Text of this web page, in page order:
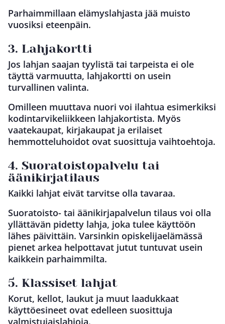
Parhaimmillaan elämyslahjasta jää muisto
vuosiksi eteenpäin.
3. Lahjakortti
Jos lahjan saajan tyylistä tai tarpeista ei ole
täyttä varmuutta, lahjakortti on usein
turvallinen valinta.
Omilleen muuttava nuori voi ilahtua esimerkiksi
kodintarvikeliikkeen lahjakortista. Myös
vaatekaupat, kirjakaupat ja erilaiset
hemmotteluhoidot ovat suosittuja vaihtoehtoja.
4. Suoratoistopalvelu tai
äänikirjatilaus
Kaikki lahjat eivät tarvitse olla tavaraa.
Suoratoisto- tai äänikirjapalvelun tilaus voi olla
yllättävän pidetty lahja, joka tulee käyttöön
lähes päivittäin. Varsinkin opiskelijaelämässä
pienet arkea helpottavat jutut tuntuvat usein
kaikkein parhaimmilta.
5. Klassiset lahjat
Korut, kellot, laukut ja muut laadukkaat
käyttöesineet ovat edelleen suosittuja
valmistujaislahjoja.